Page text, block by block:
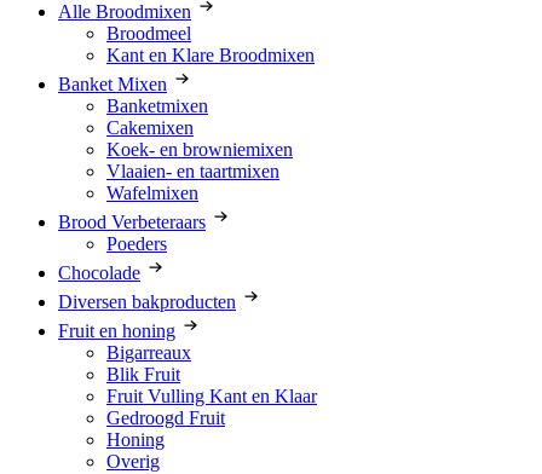
Alle Broodmixen
Broodmeel
Kant en Klare Broodmixen
Banket Mixen
Banketmixen
Cakemixen
Koek- en browniemixen
Vlaaien- en taartmixen
Wafelmixen
Brood Verbeteraars
Poeders
Chocolade
Diversen bakproducten
Fruit en honing
Bigarreaux
Blik Fruit
Fruit Vulling Kant en Klaar
Gedroogd Fruit
Honing
Overig